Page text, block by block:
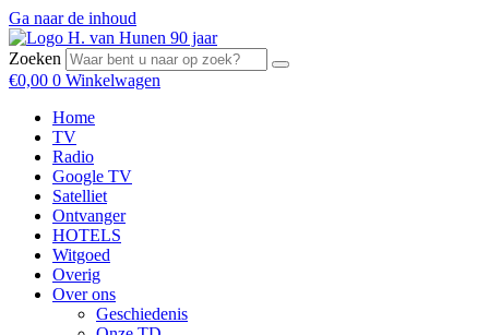
Ga naar de inhoud
Zoeken
€0,00 0 Winkelwagen
Home
TV
Radio
Google TV
Satelliet
Ontvanger
HOTELS
Witgoed
Overig
Over ons
Geschiedenis